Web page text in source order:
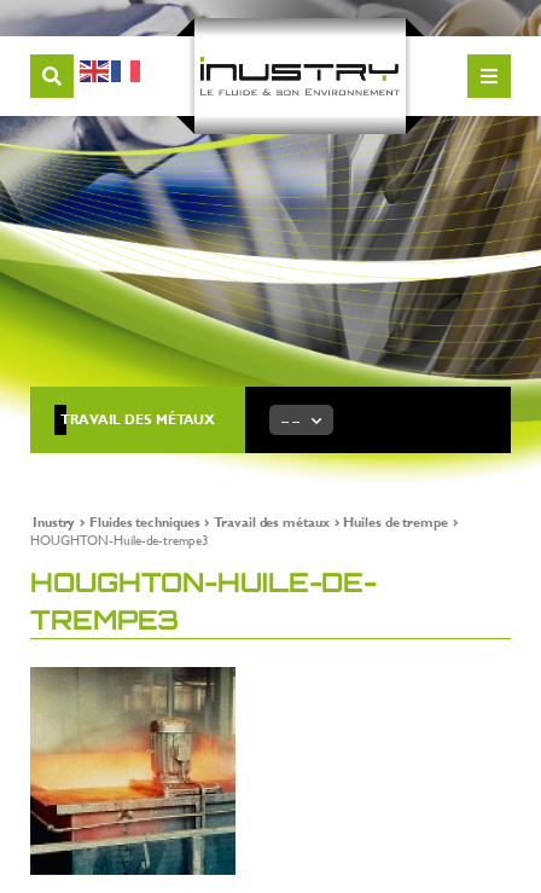
TRAVAIL DES MÉTAUX -- --
Inustry Fluides techniques Travail des métaux
Huiles de trempe
HOUGHTON-Huile-de-trempe3
HOUGHTON-HUILE-DE-
TREMPE3